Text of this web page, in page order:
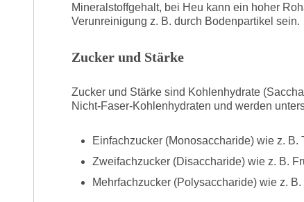
Mineralstoffgehalt, bei Heu kann ein hoher
Verunreinigung z. B. durch Bodenpartikel sein.
Zucker und Stärke
Zucker und Stärke sind Kohlenhydrate
Nicht-Faser-Kohlenhydraten und werden
Einfachzucker (Monosaccharide) wie z. B.
Zweifachzucker (Disaccharide) wie z. B.
Mehrfachzucker (Polysaccharide) wie z. B.